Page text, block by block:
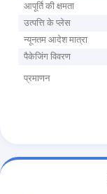
आपूर्ति की क्षमता
उत्पत्ति के प्लेस
न्यूनतम आदेश मात्रा
पैकेजिंग विवरण
प्रमाणन